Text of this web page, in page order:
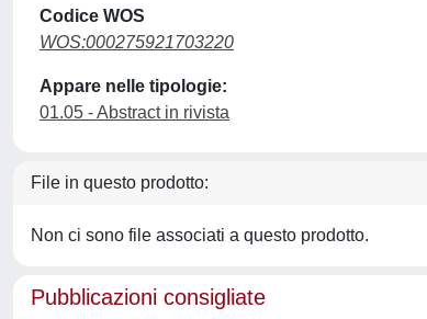
Codice WOS
WOS:000275921703220
Appare nelle tipologie:
01.05 - Abstract in rivista
File in questo prodotto:
Non ci sono file associati a questo prodotto.
Pubblicazioni consigliate